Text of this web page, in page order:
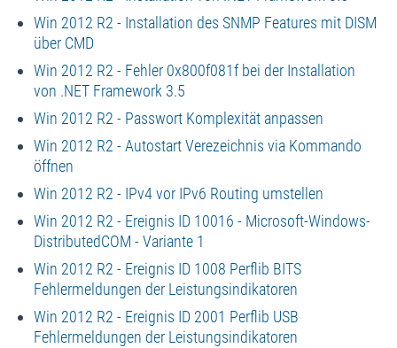
Win 2012 R2 - Installation des SNMP Features mit DISM
über CMD
Win 2012 R2 - Fehler 0x800f081f bei der Installation
von .NET Framework 3.5
Win 2012 R2 - Passwort Komplexität anpassen
Win 2012 R2 - Autostart Verezeichnis via Kommando
öffnen
Win 2012 R2 - IPv4 vor IPv6 Routing umstellen
Win 2012 R2 - Ereignis ID 10016 - Microsoft-Windows-
DistributedCOM - Variante 1
Win 2012 R2 - Ereignis ID 1008 Perflib BITS
Fehlermeldungen der Leistungsindikatoren
Win 2012 R2 - Ereignis ID 2001 Perflib USB
Fehlermeldungen der Leistungsindikatoren